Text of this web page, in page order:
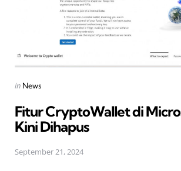
Posted
in News
Fitur CryptoWallet di
Kini Dihapus
September 21, 2024